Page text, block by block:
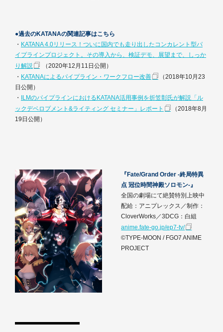
●過去のKATANAの関連記事はこちら
・ KATANA 4.0リリース！ついに国内でも走り出したコンカレント型パ
イプラインプロジェクト。その導入から、検証デモ、展望まで、しっか
り解説
（2020年12月11日公開）
・ KATANAによるパイプライン・ワークフロー改善
（2018年10月23
日公開）
・
ILMのパイプラインにおけるKATANA活用事例を折笠彰氏が解説「ル
ックデベロプメント&ライティング セミナー」レポート
（2018年8月
19日公開）
『Fate/Grand Order -終局特異
点 冠位時間神殿ソロモン-』
全国の劇場にて絶賛特別上映中
配給：アニプレックス／制作：
CloverWorks／3DCG：白組
anime.fate-go.jp/ep7-tv/
©TYPE-MOON / FGO7 ANIME
PROJECT